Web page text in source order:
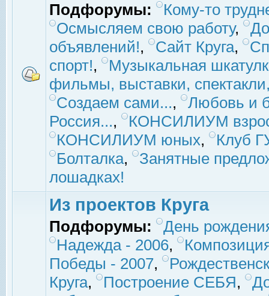
Подфорумы:
Кому-то
Осмысляем свою работу,
объявлений!, Сайт Круга,
спорт!,
Музыкальная
фильмы, выставки,
Создаем сами...,
Любовь и
Россия...,
КОНСИЛИУМ
КОНСИЛИУМ юных,
Клуб
Болталка,
Занятные
лошадках!
Из проектов Круга
Подфорумы:
День
Надежда - 2006,
Победы - 2007,
Круга, Построение СЕБЯ,